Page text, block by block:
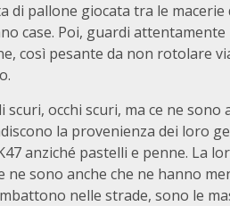
di pallone giocata tra le
case. Poi, guardi
così pesante da non rotolare
scuri, occhi scuri, ma ce ne sono
la provenienza dei loro
anziché pastelli e penne. La
ne sono anche che ne hanno
nelle strade, sono le